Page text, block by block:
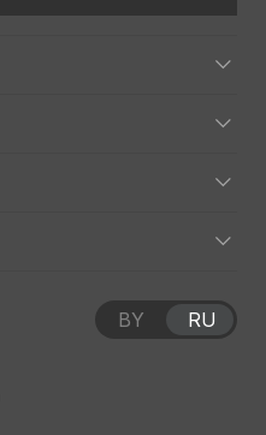
BY RU